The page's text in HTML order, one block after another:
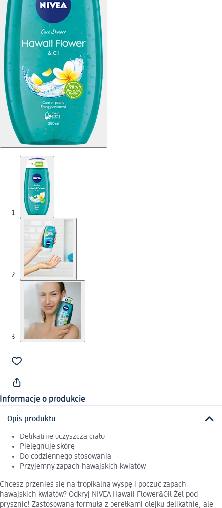
Informacje o produkcie
Opis produktu
Delikatnie oczyszcza ciało
Pielęgnuje skórę
Do codziennego stosowania
Przyjemny zapach hawajskich kwiatów
Chcesz przenieś się na tropikalną wyspę i poczuć zapach
hawajskich kwiatów? Odkryj NIVEA Hawaii Flower&Oil Żel pod
prysznic! Zastosowana formuła z perełkami olejku delikatnie, ale